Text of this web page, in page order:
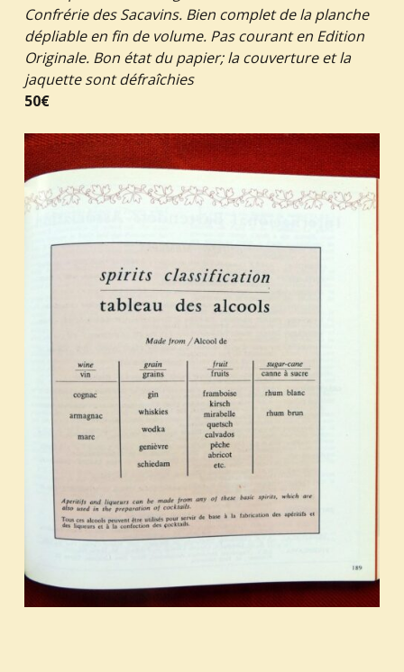
Confrérie des Sacavins. Bien complet de la planche
dépliable en fin de volume. Pas courant en Edition
Originale. Bon état du papier; la couverture et la
jaquette sont défraîchies
50€